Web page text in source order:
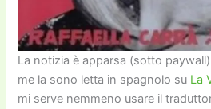
La notizia è apparsa (sotto
me la sono letta in spagnolo su La
mi serve nemmeno usare il